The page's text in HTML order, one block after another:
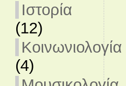
Ιστορία
(12)
Κοινωνιολογία
(4)